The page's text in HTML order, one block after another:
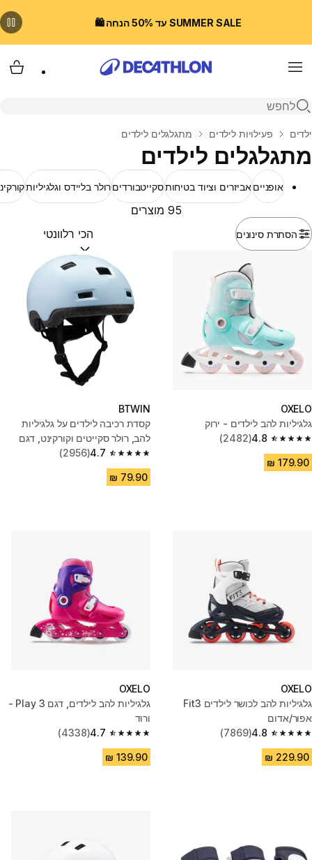
SUMMER SALE עד 50% הנחה 🛍️
Menu
פתיחת חיפוש
בית
ילדים פעילויות לילדים מתגלגלים לילדים
מתגלגלים לילדים
אופנייםאביזרים וציוד בטיחותסקייטבורדיםרולר בליידס וגלגיליות
הסתרת סינונים
95 מוצרים
מיין לפי:(optional)
OXELO
גלגיליות להב לילדים - ירוק
4.8
4.8 out of 5 stars from 2482 reviews
(2482)
BTWIN
קסדת רכיבה לילדים על גלגיליות
להב, רולר סקייטים וקורקינט, דגם
B100 - כחול
4.7
4.7 out of 5 stars from 2956 reviews
(2956)
OXELO
גלגיליות להב לכושר לילדים Fit3
אפור/אדום
4.8
4.8 out of 5 stars from 7869 reviews
(7869)
OXELO
גלגיליות להב לילדים, דגם Play 3 -
ורוד
4.7
4.7 out of 5 stars from 4338 reviews
(4338)